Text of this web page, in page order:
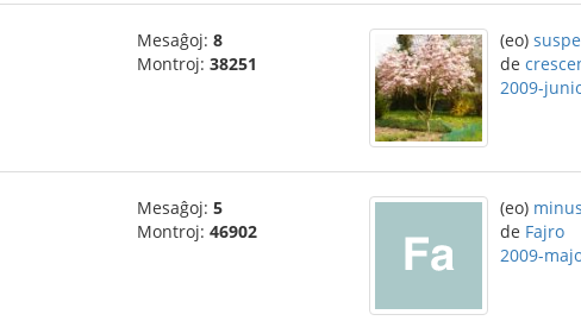
Mesaĝoj: 8
Montroj: 38251
(eo)
de
2009-
Mesaĝoj: 5
Montroj: 46902
(eo)
de Fajro
2009-